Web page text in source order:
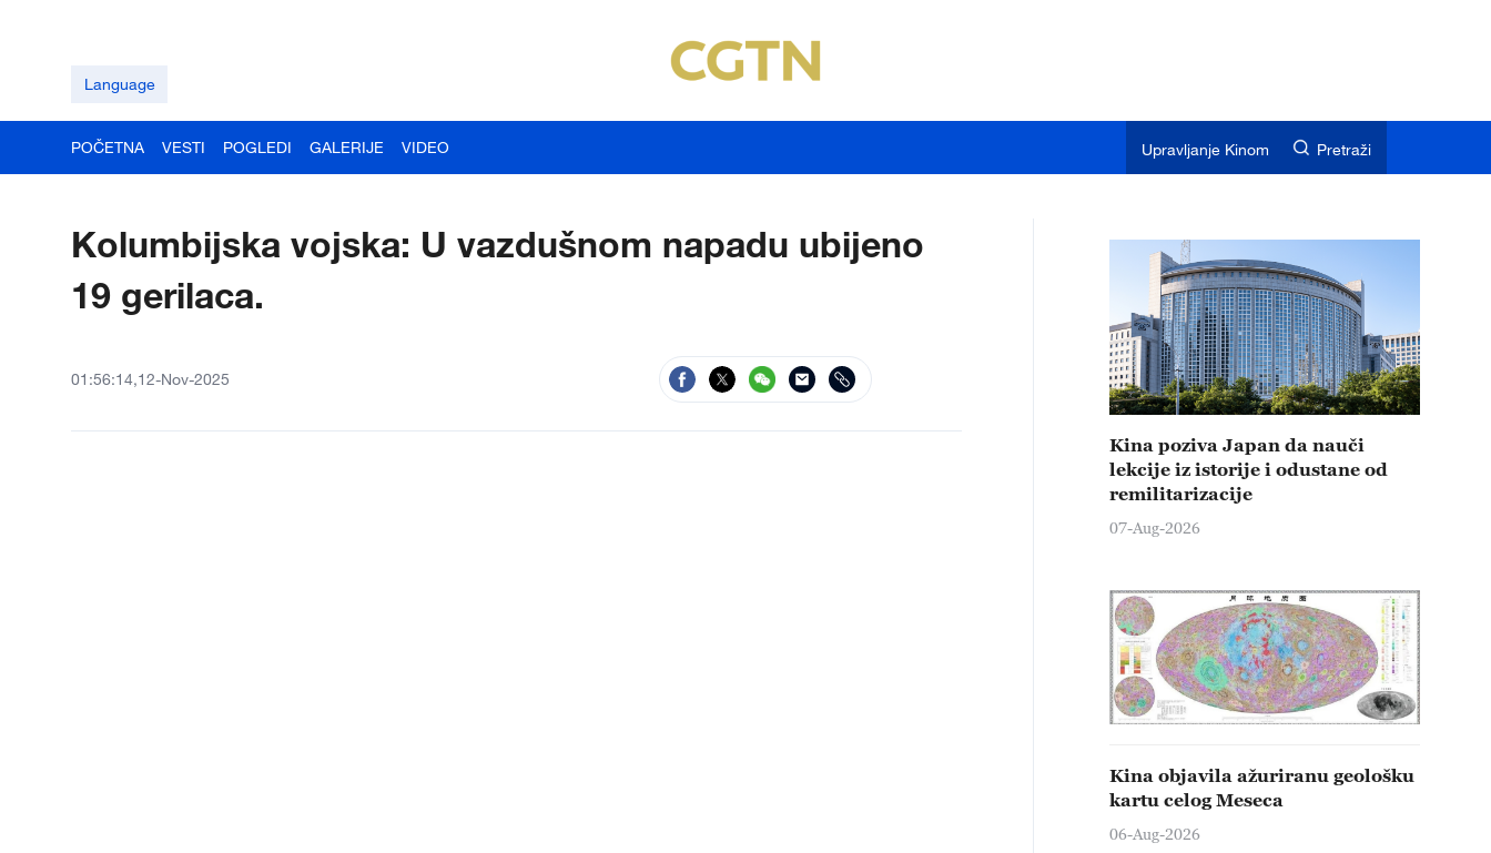
Language
POČETNA VESTI POGLEDI GALERIJE VIDEO Upravljanje Kinom Pretraži
Kolumbijska vojska: U vazdušnom napadu ubijeno
19 gerilaca.
01:56:14,12-Nov-2025
Kina poziva Japan da nauči
lekcije iz istorije i odustane od
remilitarizacije
07-Aug-2026
Kina objavila ažuriranu geološku
kartu celog Meseca
06-Aug-2026